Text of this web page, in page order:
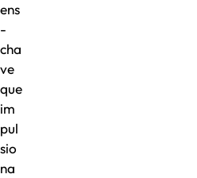
ens
-
cha
ve
que
im
pul
sio
na